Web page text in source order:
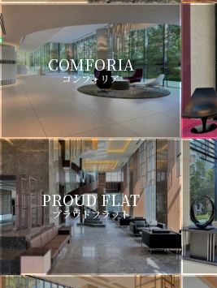
COMFORIA
コンフォリア
PROUD FLAT
プラウドフラット